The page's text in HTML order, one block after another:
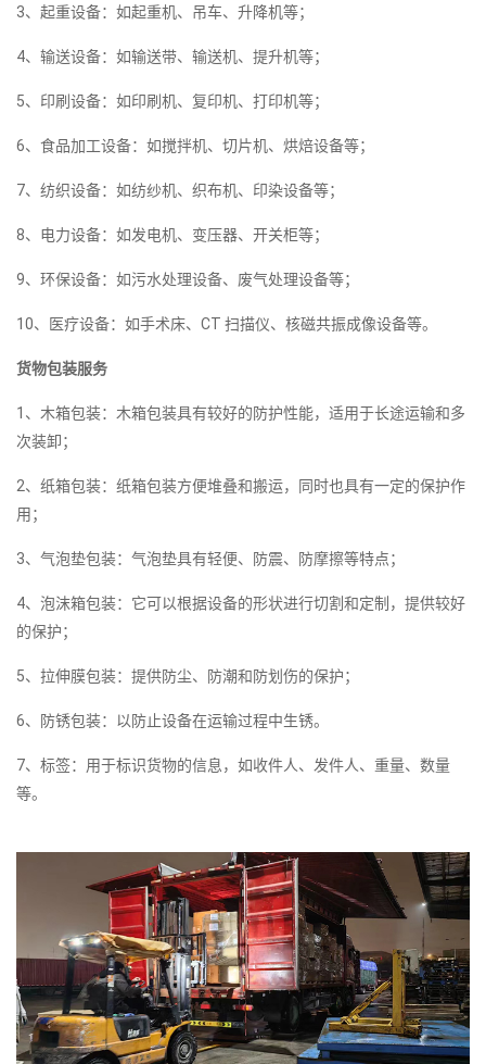
3、起重设备：如起重机、吊车、升降机等；
4、输送设备：如输送带、输送机、提升机等；
5、印刷设备：如印刷机、复印机、打印机等；
6、食品加工设备：如搅拌机、切片机、烘焙设备等；
7、纺织设备：如纺纱机、织布机、印染设备等；
8、电力设备：如发电机、变压器、开关柜等；
9、环保设备：如污水处理设备、废气处理设备等；
10、医疗设备：如手术床、CT 扫描仪、核磁共振成像设备等。
货物包装服务
1、木箱包装：木箱包装具有较好的防护性能，适用于长途运输和多
次装卸；
2、纸箱包装：纸箱包装方便堆叠和搬运，同时也具有一定的保护作
用；
3、气泡垫包装：气泡垫具有轻便、防震、防摩擦等特点；
4、泡沫箱包装：它可以根据设备的形状进行切割和定制，提供较好
的保护；
5、拉伸膜包装：提供防尘、防潮和防划伤的保护；
6、防锈包装：以防止设备在运输过程中生锈。
7、标签：用于标识货物的信息，如收件人、发件人、重量、数量
等。